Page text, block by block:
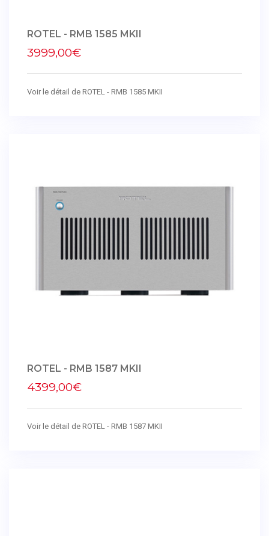
ROTEL - RMB 1585 MKII
3999,00€
Voir le détail de ROTEL - RMB 1585 MKII
ROTEL - RMB 1587 MKII
4399,00€
Voir le détail de ROTEL - RMB 1587 MKII